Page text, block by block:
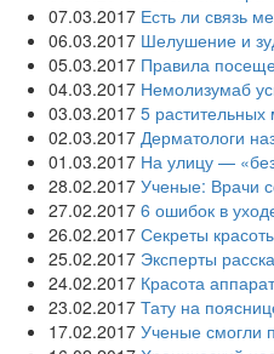
07.03.2017 Есть ли связь
06.03.2017 Шелушение и
05.03.2017 Правила
04.03.2017 Немолизумаб
03.03.2017 5 растительных
02.03.2017 Дерматологи
01.03.2017 На улицу —
28.02.2017 Ученые: Врачи
27.02.2017 6 ошибок в
26.02.2017 Секреты
25.02.2017 Эксперты
24.02.2017 Красота
23.02.2017 Тату на
17.02.2017 Ученые смогли